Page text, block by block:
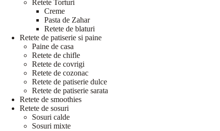
Retete Torturi
Creme
Pasta de Zahar
Retete de blaturi
Retete de patiserie si paine
Paine de casa
Retete de chifle
Retete de covrigi
Retete de cozonac
Retete de patiserie dulce
Retete de patiserie sarata
Retete de smoothies
Retete de sosuri
Sosuri calde
Sosuri mixte